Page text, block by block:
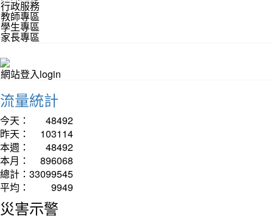
行政服務
教師專區
學生專區
家長專區
網站登入login
流量統計
今天：
48492
昨天：
103114
本週：
48492
本月：
896068
總計： 33099545
平均：
9949
災害示警